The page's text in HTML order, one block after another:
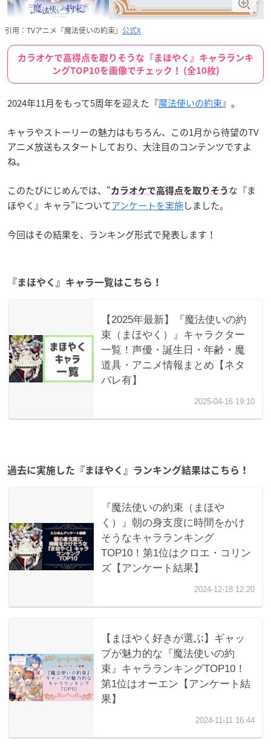
引用：TVアニメ『魔法使いの約束』 公式X
カラオケで高得点を取りそうな『まほやく』キャラランキ
ングTOP10を画像でチェック！ (全10枚)
2024年11月をもって5周年を迎えた『魔法使いの約束』。
キャラやストーリーの魅力はもちろん、この1月から待望のTV
アニメ放送もスタートしており、大注目のコンテンツですよ
ね。
このたびにじめんでは、“カラオケで高得点を取りそう な『ま
ほやく』キャラ”についてアンケートを実施しました。
今回はその結果を、ランキング形式で発表します！
『まほやく』キャラ一覧はこちら！
過去に実施した『まほやく』ランキング結果はこちら！